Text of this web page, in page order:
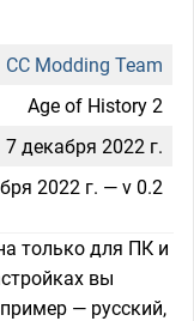
CC Modding Team
Age of History 2
7 декабря 2022 г.
2022 г. — v 0.2
только для ПК и
вы
— русский,